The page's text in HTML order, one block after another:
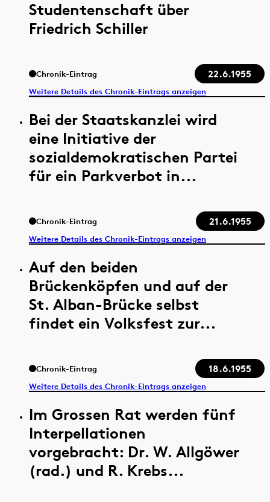
Studentenschaft über
Friedrich Schiller
Chronik-Eintrag 22.6.1955
Weitere Details des Chronik-Eintrags anzeigen
Bei der Staatskanzlei wird
eine Initiative der
sozialdemokratischen Partei
für ein Parkverbot in...
Chronik-Eintrag 21.6.1955
Weitere Details des Chronik-Eintrags anzeigen
Auf den beiden
Brückenköpfen und auf der
St. Alban-Brücke selbst
findet ein Volksfest zur...
Chronik-Eintrag 18.6.1955
Weitere Details des Chronik-Eintrags anzeigen
Im Grossen Rat werden fünf
Interpellationen
vorgebracht: Dr. W. Allgöwer
(rad.) und R. Krebs...